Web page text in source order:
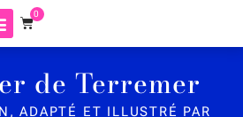
0
de Terremer
ADAPTÉ ET ILLUSTRÉ PAR